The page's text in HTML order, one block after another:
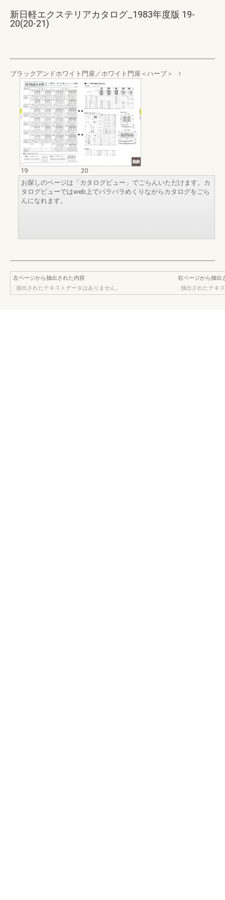
新日軽エクステリアカタログ_1983年度版 19-
20(20-21)
ブラックアンドホワイト門扉／ホワイト門扉＜ハープ＞
19
20
お探しのページは「カタログビュー」でごらんいただけます。カ
タログビューではweb上でパラパラめくりながらカタログをごら
んになれます。
左ページから抽出された内容
抽出されたテキストデータはありません。
右ページから抽出
抽出されたテキ